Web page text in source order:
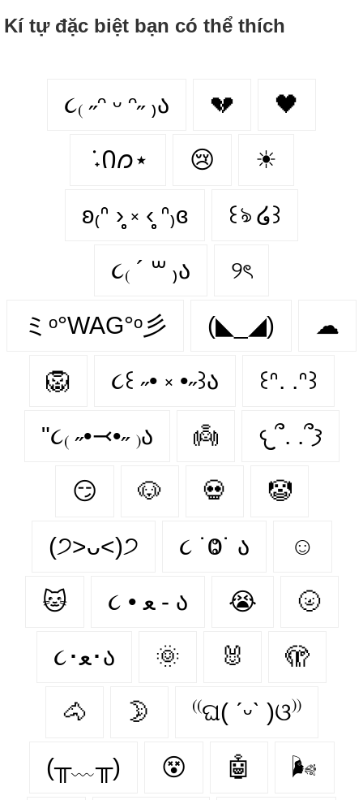
Kí tự đặc biệt bạn có thể thích
૮₍ ˶ᵔ ᵕ ᵔ˶ ₎ა 💔 🖤
݁ ˖Ი𐑼⋆ 😢 ☀
ʚ₍ᐢ ›̥̥̥ ༝ ‹̥̥̥ ᐢ₎ɞ ꒰ঌ ໒꒱
૮₍ ´ ꒳ ₎ა ୨ৎ
ミᵒ°WAG°ᵒ彡 (◣_◢) ☁
🦁 ૮꒰ ˶• ༝ •˶꒱ა ꒰ᐢ. .ᐢ꒱
"૮₍ ˶•⤙•˶ ₎ა 👼 𐔌՞. .՞𐦯
😏 🐶 💀 🤡
(੭˃ᴗ˂)੭ ૮ ˙Ⱉ˙ ა ☺
🐱 ૮ • ﻌ - ა 😭 🌝
૮･ﻌ･ა 🌞 🐰 🫣
🐴 🌛 ⁽⁽ଘ( ˊᵕˋ )ଓ⁾⁾
(╥﹏╥) 😵‍ 🤖 🌬